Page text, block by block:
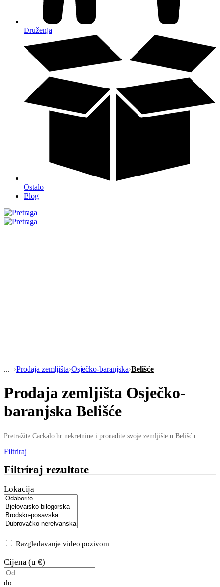
Druženja
Ostalo
Blog
›Prodaja zemljišta›Osječko-baranjska›Belišće
Prodaja zemljišta Osječko-
baranjska Belišće
Pretražite Cackalo.hr nekretnine i pronađite svoje zemljište u Belišću.
Filtriraj
Filtriraj rezultate
Lokacija
Razgledavanje video pozivom
Cijena (u €)
do